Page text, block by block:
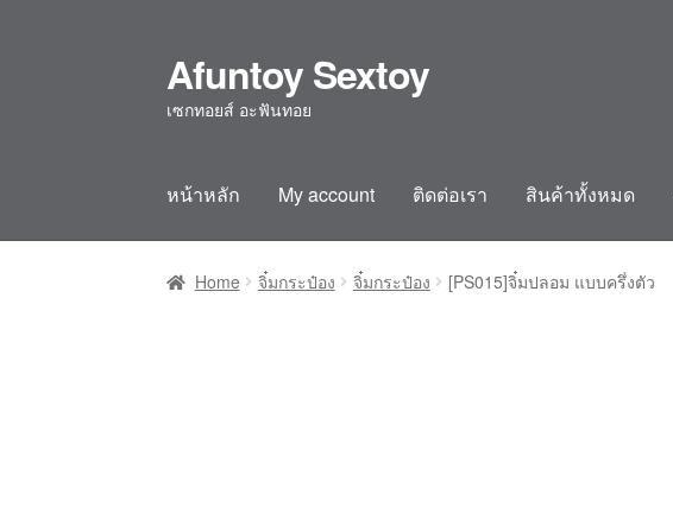
Afuntoy Sextoy
เซกทอยส์ อะฟันทอย
หน้าหลัก My account ติดต่อเรา สินค้าทั้งหมด
Home Cart Checkout Confirm PaymentMy account ติดต่อเรา
Home จิ๋มกระป๋อง จิ๋มกระป๋อง [PS015]จิ๋มปลอม แบบครึ่งตัว